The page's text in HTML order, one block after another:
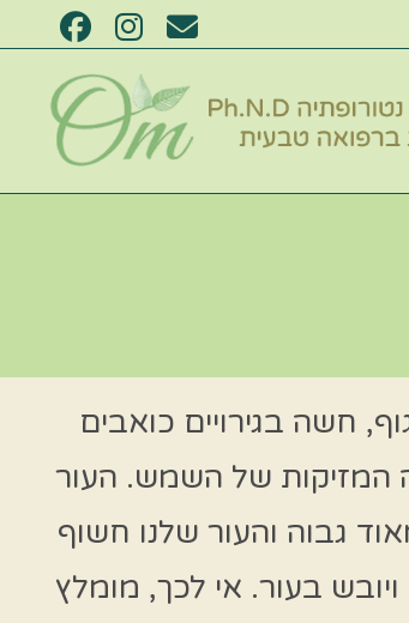
חשה בגירויים כואבים
המזיקות של השמש. העור
גבוה והעור שלנו חשוף
ויובש בעור. אי לכך, מומלץ